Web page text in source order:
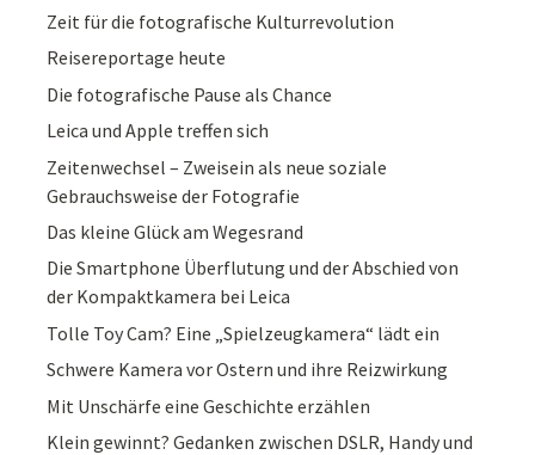
Zeit für die fotografische Kulturrevolution
Reisereportage heute
Die fotografische Pause als Chance
Leica und Apple treffen sich
Zeitenwechsel – Zweisein als neue soziale
Gebrauchsweise der Fotografie
Das kleine Glück am Wegesrand
Die Smartphone Überflutung und der Abschied von
der Kompaktkamera bei Leica
Tolle Toy Cam? Eine „Spielzeugkamera“ lädt ein
Schwere Kamera vor Ostern und ihre Reizwirkung
Mit Unschärfe eine Geschichte erzählen
Klein gewinnt? Gedanken zwischen DSLR, Handy und